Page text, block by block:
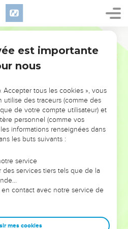
L’ÉVÉNEMENT
!
VOUS ÉVITER LES
?
voit moins les doutes, les erreurs
ont traversés, alors même que ce
les ont façonnés.
entrepreneurs, et responsables
de sagesse afin que leurs erreurs
est importante
nous
Accepter tous les cookies », vous
des traceurs (comme des
de votre compte utilisateur) et
personnel (comme vos
informations renseignées dans
les buts suivants :
service
services tiers tels que de la
contact avec notre service de
mes cookies